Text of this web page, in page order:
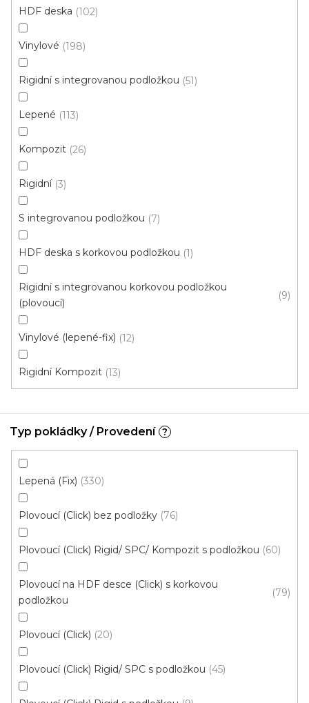
HDF deska 102
Vinylové 198
Rigidní s integrovanou podložkou 51
Lepené 113
Kompozit 26
Rigidní 3
S integrovanou podložkou 7
HDF deska s korkovou podložkou 1
Rigidní s integrovanou korkovou podložkou
(plovoucí)
9
Vinylové (lepené-fix) 12
Rigidní Kompozit 13
Typ pokládky / Provedení ?
Lepená (Fix) 330
Plovoucí (Click) bez podložky 76
Plovoucí (Click) Rigid/ SPC/ Kompozit s podložkou 60
Plovoucí na HDF desce (Click) s korkovou
podložkou
79
Plovoucí (Click) 20
Plovoucí (Click) Rigid/ SPC s podložkou 45
Natural
od
cena:
Rigid click 55 (plovoucí)
Akce